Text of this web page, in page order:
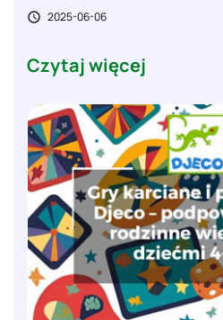
 2025-06-06
Czytaj więcej